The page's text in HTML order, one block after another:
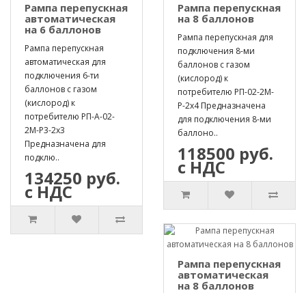
Рампа перепускная
автоматическая
на 6 баллонов
Рампа перепускная
автоматическая для
подключения 6-ти
баллонов с газом
(кислород) к
потребителю РП-А-02-
2М-Р3-2х3
Предназначена для
подклю..
134250 руб.
с НДС
Рампа перепускная
на 8 баллонов
Рампа перепускная для
подключения 8-ми
баллонов с газом
(кислород) к
потребителю РП-02-2М-
Р-2х4 Предназначена
для подключения 8-ми
баллоно..
118500 руб.
с НДС
Рампа перепускная
автоматическая
на 8 баллонов